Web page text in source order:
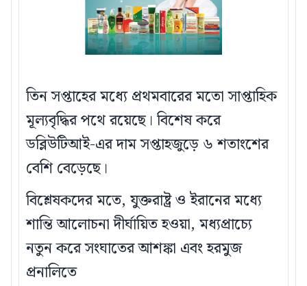
তিন সপ্তাহের মধ্যে প্রথমবারের মতো সাপ্তাহিক
মূল্যবৃদ্ধির পথে রয়েছে। বিশেষ করে
ডব্লিউটিআই-এর দাম সপ্তাহজুড়ে ৬ শতাংশের
বেশি বেড়েছে।
বিশ্লেষকদের মতে, যুক্তরাষ্ট্র ও ইরানের মধ্যে
শান্তি আলোচনা দীর্ঘায়িত হওয়া, মধ্যপ্রাচ্যে
নতুন করে সংঘাতের আশঙ্কা এবং হরমুজ
প্রনালিতে